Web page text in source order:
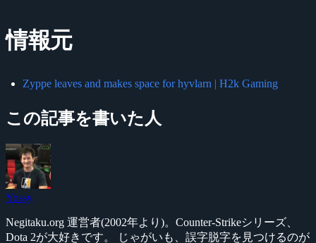
情報元
Zyppe leaves and makes space for hyvlarn | H2k Gaming
この記事を書いた人
Yossy
Negitaku.org 運営者(2002年より)。Counter-Strikeシリーズ、
Dota 2が大好きです。 じゃがいも、誤字脱字を見つけるのが